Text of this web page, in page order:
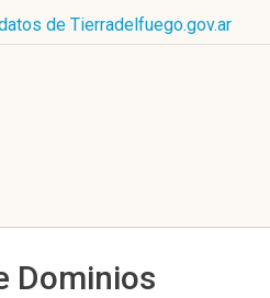
de Tierradelfuego.gov.ar
Dominios